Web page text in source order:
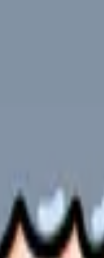
対応】
少し話してみま